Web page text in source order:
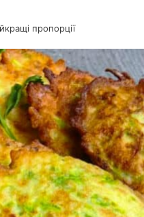
пропорції